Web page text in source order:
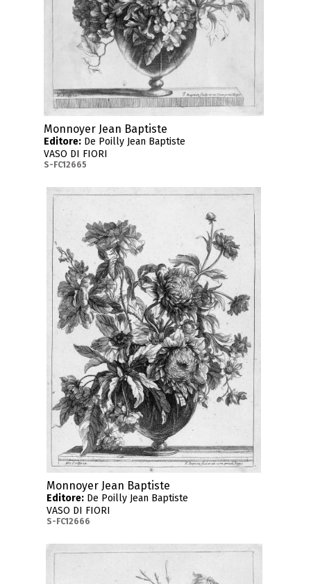
Monnoyer Jean Baptiste
Editore: De Poilly Jean Baptiste
VASO DI FIORI
S-FC12665
Monnoyer Jean Baptiste
Editore:De Poilly Jean Baptiste
VASO DI FIORI
S-FC12666